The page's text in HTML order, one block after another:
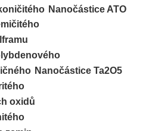
Nanočástice ATO
Nanočástice Ta2O5
oxidů